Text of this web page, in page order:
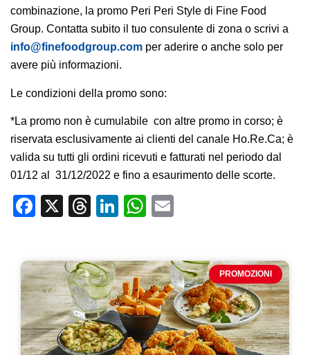
combinazione, la promo Peri Peri Style di Fine Food
Group. Contatta subito il tuo consulente di zona o scrivi a
info@finefoodgroup.com per aderire o anche solo per
avere più informazioni.
Le condizioni della promo sono:
*La promo non è cumulabile con altre promo in corso; è
riservata esclusivamente ai clienti del canale Ho.Re.Ca; è
valida su tutti gli ordini ricevuti e fatturati nel periodo dal
01/12 al
31/12/2022 e fino a esaurimento delle scorte.
Facebook
X Threads
LinkedIn
WhatsApp
PROMOZIONI